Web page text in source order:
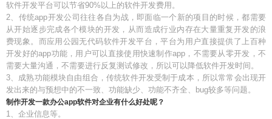
软件开发平台可以节省90%以上的软件开发费用。
2、传统app开发公司往往各自为战，即面临一个新的项目的时候，都需要
从开始逐步完成各个模块的开发，从而造成行业内存在大量重复开发的浪
费现象。而应用公园无代码软件开发平台，平台为用户直接提供了上百种
开发好的app功能，用户可以直接使用快速制作app，不需要从零开发，不
需要大量沟通，不需要进行反复测试修改，所以可以降低软件开发时间。
3、成熟功能模块自由组合，传统软件开发受制于成本，所以常常会出现开
发出来的与预想中的不一致、功能缺少、功能不齐全、bug较多等问题。
制作开发一款办公app软件对企业有什么好处呢？
1、企业信息等。